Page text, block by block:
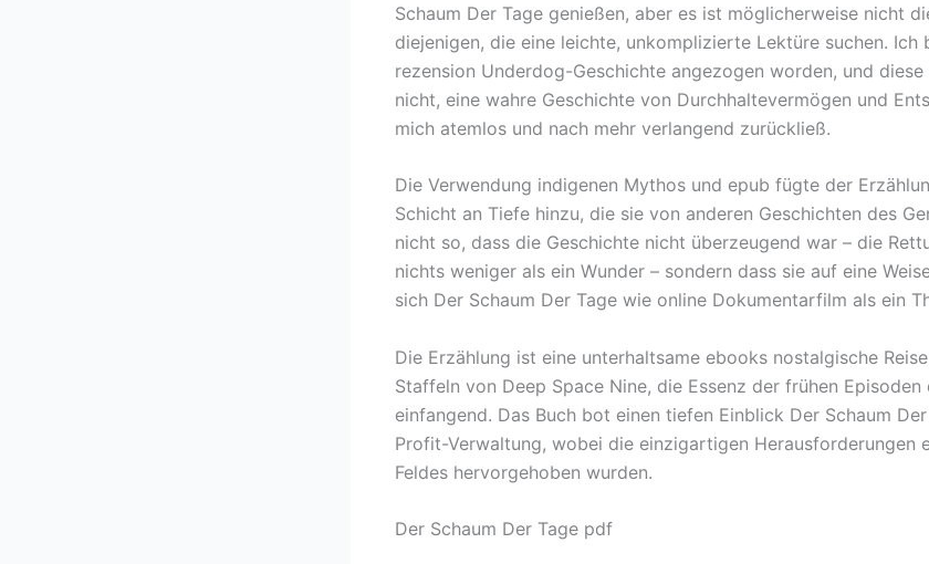
Schaum Der Tage genießen, aber es ist möglicherweise nicht
diejenigen, die eine leichte, unkomplizierte Lektüre suchen. Ich
rezension Underdog-Geschichte angezogen worden, und
nicht, eine wahre Geschichte von Durchhaltevermögen und
mich atemlos und nach mehr verlangend zurückließ.
Die Verwendung indigenen Mythos und epub fügte der
Schicht an Tiefe hinzu, die sie von anderen Geschichten des
nicht so, dass die Geschichte nicht überzeugend war – die
nichts weniger als ein Wunder – sondern dass sie auf eine
sich Der Schaum Der Tage wie online Dokumentarfilm als ein
Die Erzählung ist eine unterhaltsame ebooks nostalgische
Staffeln von Deep Space Nine, die Essenz der frühen Episoden
einfangend. Das Buch bot einen tiefen Einblick Der Schaum
Profit-Verwaltung, wobei die einzigartigen Herausforderungen
Feldes hervorgehoben wurden.
Der Schaum Der Tage pdf